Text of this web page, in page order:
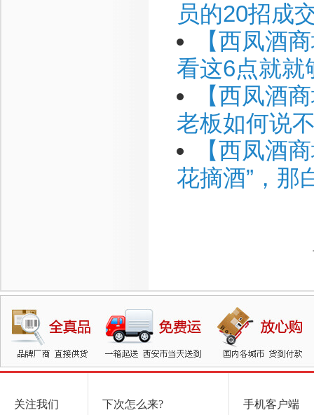
员的20招成
【西凤酒
看这6点就就
【西凤酒
老板如何说
【西凤酒
花摘酒”，那
关注我们 下次怎么来? 手机客户端